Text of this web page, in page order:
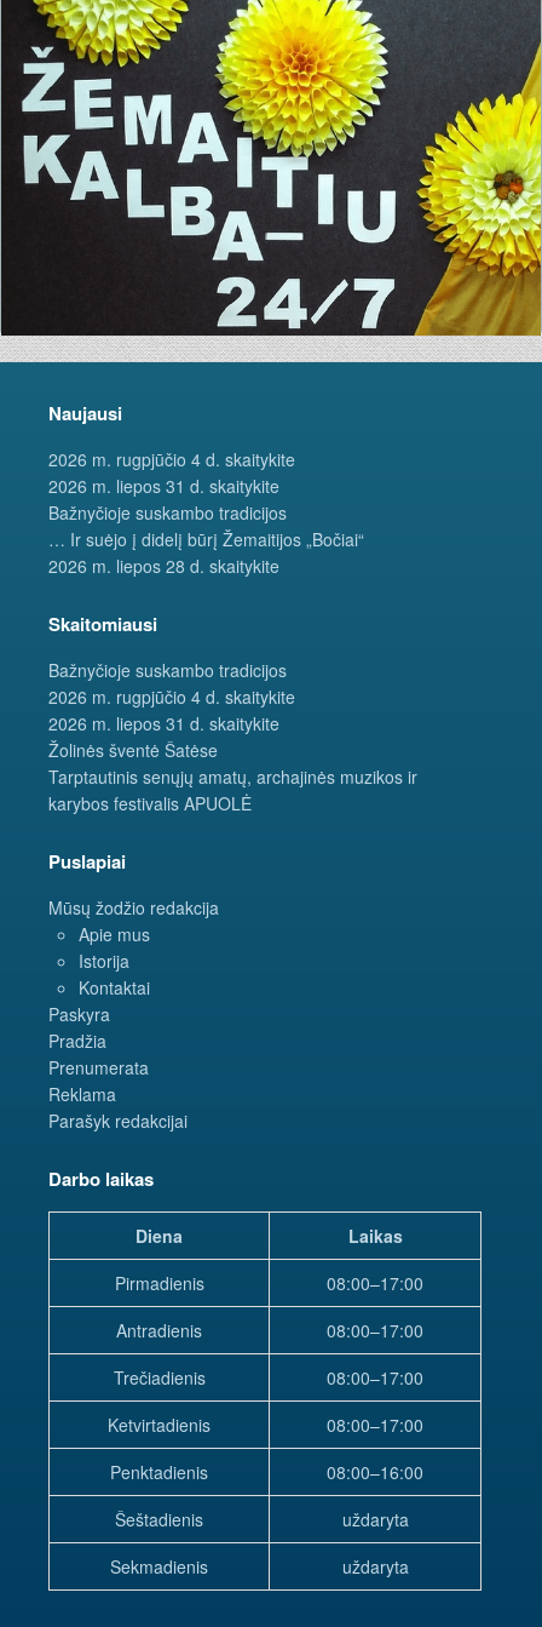
Naujausi
2026 m. rugpjūčio 4 d. skaitykite
2026 m. liepos 31 d. skaitykite
Bažnyčioje suskambo tradicijos
… Ir suėjo į didelį būrį Žemaitijos „Bočiai“
2026 m. liepos 28 d. skaitykite
Skaitomiausi
Bažnyčioje suskambo tradicijos
2026 m. rugpjūčio 4 d. skaitykite
2026 m. liepos 31 d. skaitykite
Žolinės šventė Šatėse
Tarptautinis senųjų amatų, archajinės muzikos ir
karybos festivalis APUOLĖ
Puslapiai
Mūsų žodžio redakcija
Apie mus
Istorija
Kontaktai
Paskyra
Pradžia
Prenumerata
Reklama
Parašyk redakcijai
Darbo laikas
Diena
Laikas
Pirmadienis
08:00–17:00
Antradienis
08:00–17:00
Trečiadienis
08:00–17:00
Ketvirtadienis
08:00–17:00
Penktadienis
08:00–16:00
Šeštadienis
uždaryta
Sekmadienis
uždaryta